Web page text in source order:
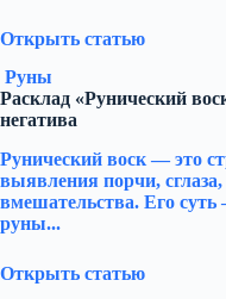
Открыть статью
Руны
Расклад «Рунический
негатива
Рунический воск — это
выявления порчи, сглаза,
вмешательства. Его
руны...
Открыть статью